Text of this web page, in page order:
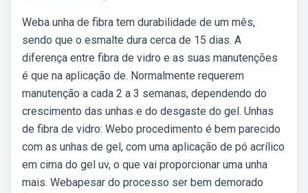
Weba unha de fibra tem durabilidade de um mês,
sendo que o esmalte dura cerca de 15 dias. A
diferença entre fibra de vidro e as suas manutenções
é que na aplicação de. Normalmente requerem
manutenção a cada 2 a 3 semanas, dependendo do
crescimento das unhas e do desgaste do gel. Unhas
de fibra de vidro: Webo procedimento é bem parecido
com as unhas de gel, com uma aplicação de pó acrílico
em cima do gel uv, o que vai proporcionar uma unha
mais. Webapesar do processo ser bem demorado